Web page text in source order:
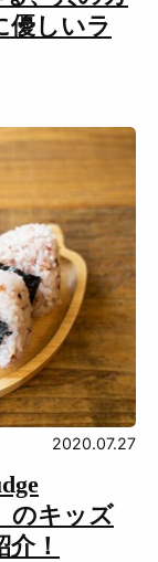
優しいラ
のキッズ
！
2020.07.27